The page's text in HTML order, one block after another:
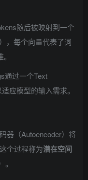
随后被映射到一个
，每个向量代表了词
通过一个Text
应模型的输入需求。
器（Autoencoder）将
个过程称为潜在空间